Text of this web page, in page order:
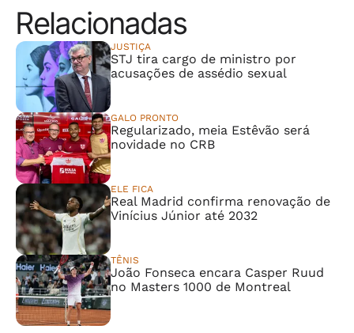
Relacionadas
JUSTIÇA
STJ tira cargo de ministro por
acusações de assédio sexual
GALO PRONTO
Regularizado, meia Estêvão será
novidade no CRB
ELE FICA
Real Madrid confirma renovação de
Vinícius Júnior até 2032
TÊNIS
João Fonseca encara Casper Ruud
no Masters 1000 de Montreal